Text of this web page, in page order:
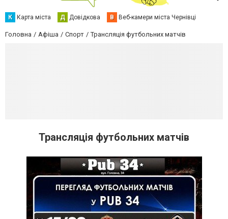
К Карта міста Д Довідкова В Веб-камери міста Чернівці
Головна Афіша Спорт Трансляція футбольних матчів
Трансляція футбольних матчів